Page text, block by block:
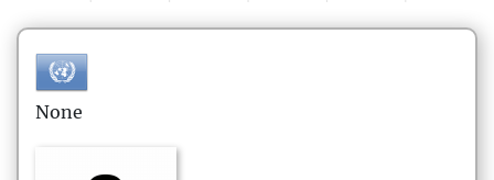
None